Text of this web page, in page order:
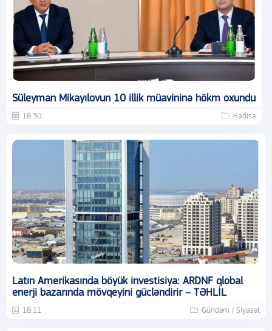
Süleyman Mikayılovun 10 illik müavininə hökm oxundu
18:30 Hadisə
Latın Amerikasında böyük investisiya: ARDNF qlobal
enerji bazarında mövqeyini gücləndirir – TƏHLİL
18:11 Gündəm / Siyasət